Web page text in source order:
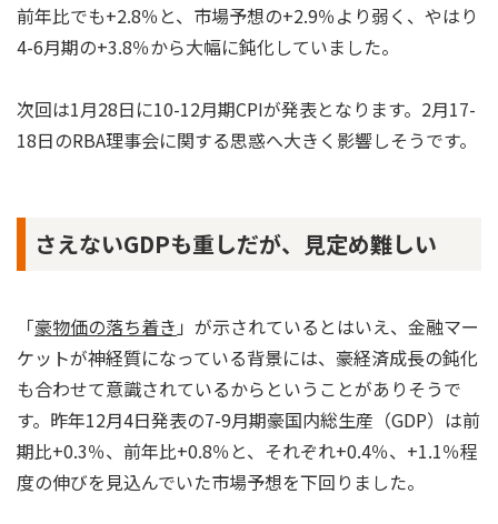
前年比でも+2.8％と、市場予想の+2.9％より弱く、やはり
4-6月期の+3.8％から大幅に鈍化していました。
次回は1月28日に10-12月期CPIが発表となります。2月17-
18日のRBA理事会に関する思惑へ大きく影響しそうです。
さえないGDPも重しだが、見定め難しい
「豪物価の落ち着き 」が示されているとはいえ、金融マー
ケットが神経質になっている背景には、豪経済成長の鈍化
も合わせて意識されているからということがありそうで
す。昨年12月4日発表の7-9月期豪国内総生産（GDP）は前
期比+0.3％、前年比+0.8％と、それぞれ+0.4％、+1.1％程
度の伸びを見込んでいた市場予想を下回りました。